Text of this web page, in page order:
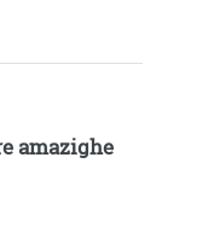
amazighe